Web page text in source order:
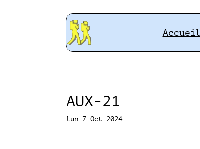
Accueil
AUX-21
lun 7 Oct 2024